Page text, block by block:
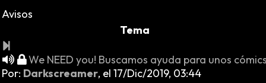
Avisos
Tema
We NEED you! Buscamos ayuda para unos
Por: Darkscreamer, el 17/Dic/2019, 03:44